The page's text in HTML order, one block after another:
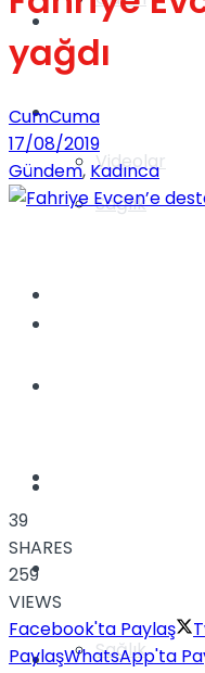
Videolar
Sağlık
Gündem
Yaşam
Sağlık
Müzik
yağdı
CumCuma
17/08/2019
Gündem, Kadınca
39
SHARES
259
VIEWS
Facebook'ta Paylaş
PaylaşWhatsApp'ta